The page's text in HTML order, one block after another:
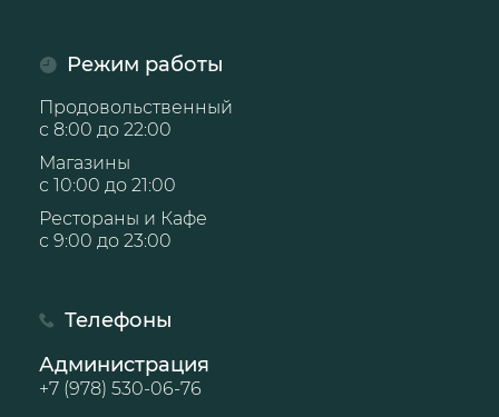
Режим работы
Продовольственный
с 8:00 до 22:00
Магазины
с 10:00 до 21:00
Рестораны и Кафе
с 9:00 до 23:00
Телефоны
Администрация
+7 (978) 530-06-76